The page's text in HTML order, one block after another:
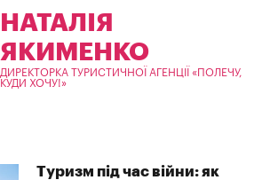
НАТАЛІЯ
ЯКИМЕНКО
ДИРЕКТОРКА ТУРИСТИЧНОЇ АГЕНЦІЇ «ПОЛЕЧУ,
КУДИ ХОЧУ!»
Туризм під час війни: як